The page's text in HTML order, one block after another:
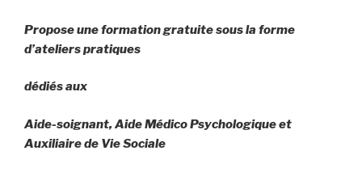
Propose une formation gratuite sous la forme
d’ateliers pratiques
dédiés aux
Aide-soignant, Aide Médico Psychologique et
Auxiliaire de Vie Sociale